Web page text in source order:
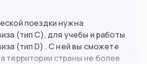
поездки нужна
(тип С), для учебы и работы
(тип D) . С ней вы сможете
территории страны не более